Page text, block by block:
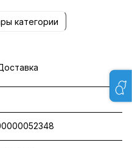
категории